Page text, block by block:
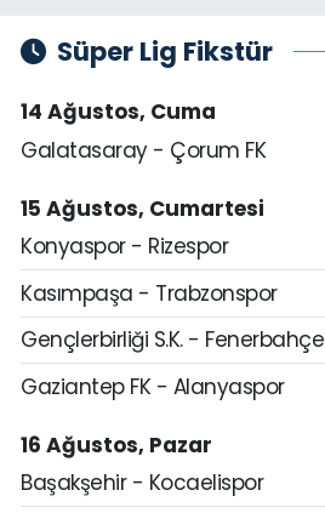
Süper Lig Fikstür
14 Ağustos, Cuma
Galatasaray - Çorum FK
15 Ağustos, Cumartesi
Konyaspor - Rizespor
Kasımpaşa - Trabzonspor
Gençlerbirliği S.K. - Fenerbahçe
Gaziantep FK - Alanyaspor
16 Ağustos, Pazar
Başakşehir - Kocaelispor